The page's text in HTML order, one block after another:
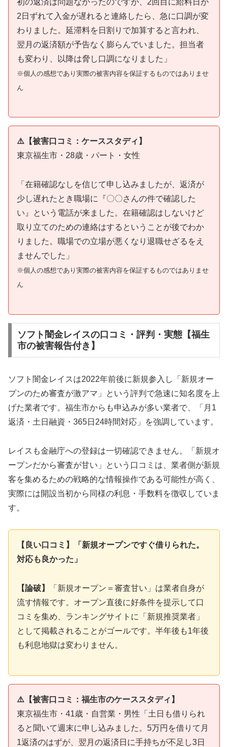
2日ずれて入金が遅れると連絡したら、急に口調が変
わりました。延滞料を日割りで加算すると言われ、
翌月の返済額が予告なく膨らんでいました。担当者
も変わり、以降は脅し口調になりました」
※個人の感想であり実際の被害内容を保証するものではありませ
ん
⚠️【被害口コミ：ケーススタディ】
東京福生市・28歳・パート・女性
「在籍確認なしを信じて申し込みましたが、返済が
少し遅れたとき職場に『〇〇さんの件で確認した
い』という電話が来ました。在籍確認はしないけど
取り立てのための連絡はするということが後でわか
りました。職場での立場が悪くなり退職せざるをえ
ませんでした」
※個人の感想であり実際の被害内容を保証するものではありませ
ん
ソフト闇金レイスの口コミ・評判・実態【福生
市の被害報告付き】
ソフト闇金レイスは2022年前後に新規参入し「新規オー
プンのため審査が激アマ」という評判で急速に知名度を上
げた業者です。福生市からも申込みが多い業者で、「月1
返済・土日融資・365日24時間対応」を強調しています。
レイスも金融庁への登録は一切確認できません。「新規オ
ープンだから審査が甘い」という口コミは、業者側が新規
客を集めるための戦略的な情報操作である可能性が高く、
実際には開設当初から同様の利息・手数料を徴収していま
す。
【良い口コミ】「新規オープンですぐ借りられた。
対応も良かった」
【論破】
「新規オープン＝審査甘い」は業者自身が
流す情報です。オープン直後に好条件を提示して口
コミを集め、ランキングサイトに「新規推奨業者」
として掲載されることがゴールです。半年後も1年後
も利息地獄は変わりません。
⚠️【被害口コミ：福生市のケーススタディ】
東京福生市・41歳・自営業・男性「土日も借りられ
ると聞いて週末に申し込みました。5万円を借りて月
1返済のはずが、翌月の返済日に手持ちが不足し3日